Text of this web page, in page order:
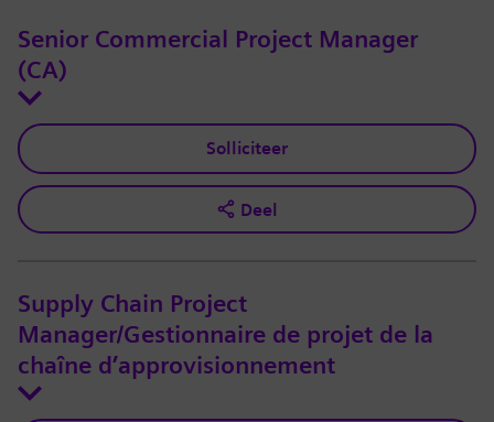
Senior Commercial Project Manager
(CA)
Solliciteer
Deel
Supply Chain Project
Manager/Gestionnaire de projet de la
chaîne d’approvisionnement